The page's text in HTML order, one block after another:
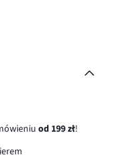
od 199 zł!